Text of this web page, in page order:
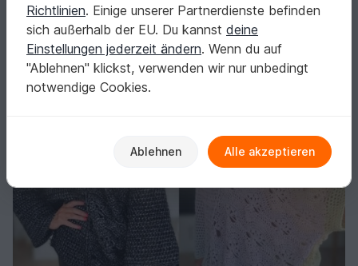
Richtlinien. Einige unserer Partnerdienste befinden
sich außerhalb der EU. Du kannst deine
Einstellungen jederzeit ändern. Wenn du auf
"Ablehnen" klickst, verwenden wir nur unbedingt
notwendige Cookies.
Ablehnen Alle akzeptieren